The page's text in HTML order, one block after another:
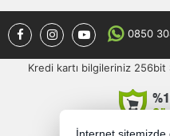
0850
Kredi kartı bilgileriniz 256bit